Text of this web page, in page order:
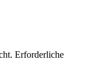
Erforderliche